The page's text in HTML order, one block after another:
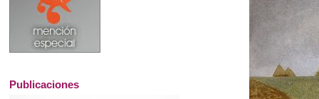
Publicaciones